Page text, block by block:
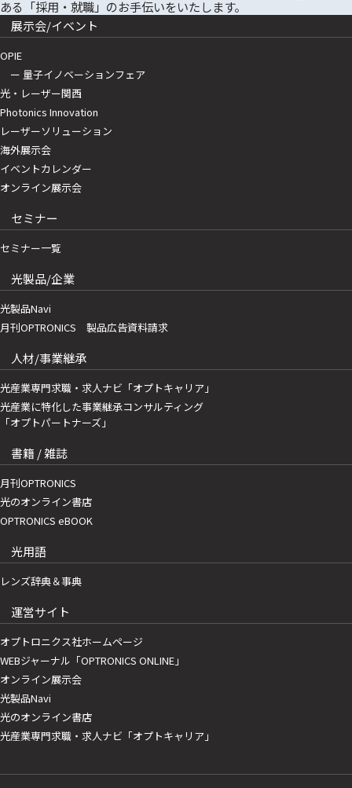
展示会/イベント
OPIE
ー 量子イノベーションフェア
光・レーザー関西
Photonics Innovation
レーザーソリューション
海外展示会
イベントカレンダー
オンライン展示会
セミナー
セミナー一覧
光製品/企業
光製品Navi
月刊OPTRONICS 製品広告資料請求
人材/事業継承
光産業専門求職・求人ナビ「オプトキャリア」
光産業に特化した事業継承コンサルティング
「オプトパートナーズ」
書籍 / 雑誌
月刊OPTRONICS
光のオンライン書店
OPTRONICS eBOOK
光用語
レンズ辞典＆事典
運営サイト
オプトロニクス社ホームページ
WEBジャーナル「OPTRONICS ONLINE」
オンライン展示会
光製品Navi
光のオンライン書店
光産業専門求職・求人ナビ「オプトキャリア」